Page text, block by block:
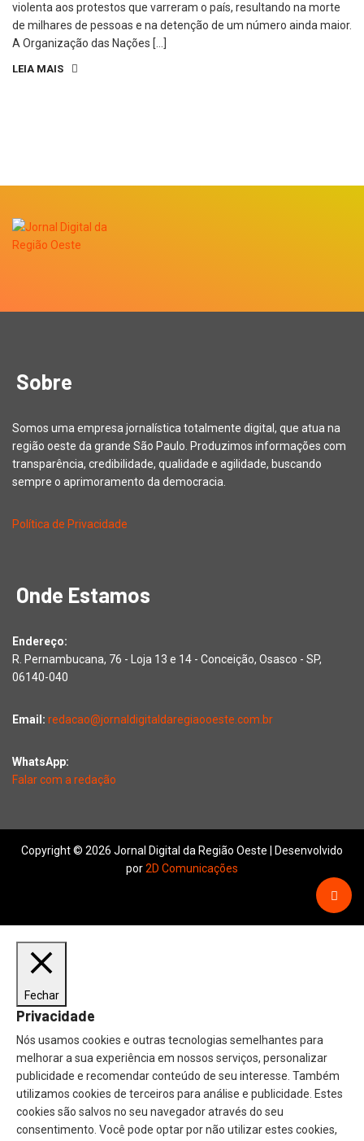
violenta aos protestos que varreram o país, resultando na morte
de milhares de pessoas e na detenção de um número ainda maior.
A Organização das Nações […]
LEIA MAIS
Sobre
Somos uma empresa jornalística totalmente digital, que atua na
região oeste da grande São Paulo. Produzimos informações com
transparência, credibilidade, qualidade e agilidade, buscando
sempre o aprimoramento da democracia.
Política de Privacidade
Onde Estamos
Endereço:
R. Pernambucana, 76 - Loja 13 e 14 - Conceição, Osasco - SP,
06140-040
Email: redacao@jornaldigitaldaregiaooeste.com.br
WhatsApp:
Falar com a redação
Copyright © 2026 Jornal Digital da Região Oeste | Desenvolvido
por2D Comunicações
Fechar
Privacidade
Nós usamos cookies e outras tecnologias semelhantes para
melhorar a sua experiência em nossos serviços, personalizar
publicidade e recomendar conteúdo de seu interesse. Também
utilizamos cookies de terceiros para análise e publicidade. Estes
cookies são salvos no seu navegador através do seu
consentimento. Você pode optar por não utilizar estes cookies,